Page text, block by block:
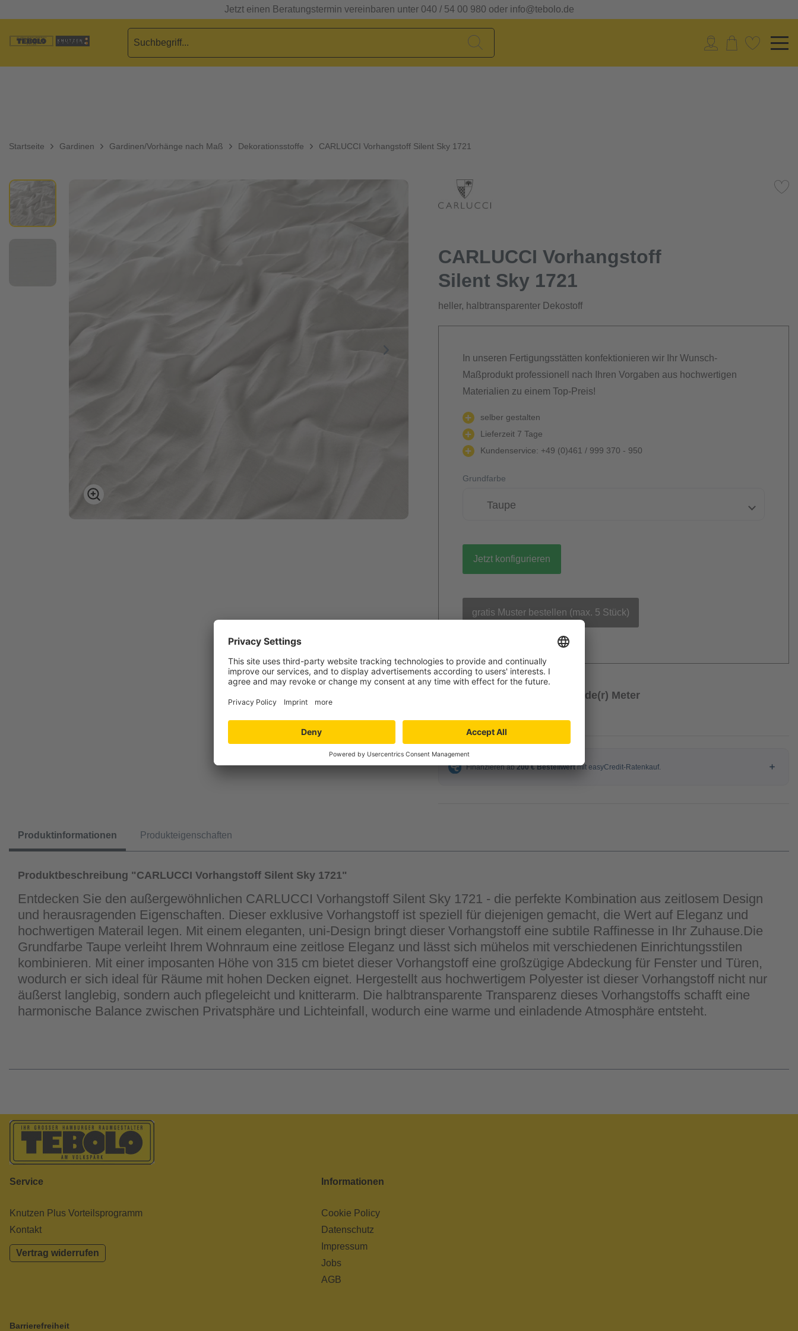
Jetzt einen Beratungstermin vereinbaren unter 040 / 54 00 980 oder info@tebolo.de
Startseite Gardinen Gardinen/Vorhänge nach Maß Dekorationsstoffe CARLUCCI Vorhangstoff Silent Sky 1721
CARLUCCI Vorhangstoff
Silent Sky 1721
heller, halbtransparenter Dekostoff
In unseren Fertigungsstätten konfektionieren wir Ihr Wunsch-
Maßprodukt professionell nach Ihren Vorgaben aus hochwertigen
Materialien zu einem Top-Preis!
selber gestalten
Lieferzeit 7 Tage
Kundenservice: +49 (0)461 / 999 370 - 950
Grundfarbe
Taupe
Jetzt konfigurieren
gratis Muster bestellen (max. 5 Stück)
110,00 € / Laufende(r) Meter
Produktinformationen Produkteigenschaften
Produktbeschreibung "CARLUCCI Vorhangstoff Silent Sky 1721"
Entdecken Sie den außergewöhnlichen CARLUCCI Vorhangstoff Silent Sky 1721 - die perfekte Kombination aus zeitlosem Design
und herausragenden Eigenschaften. Dieser exklusive Vorhangstoff ist speziell für diejenigen gemacht, die Wert auf Eleganz und
hochwertigen Materail legen. Mit einem eleganten, uni-Design bringt dieser Vorhangstoff eine subtile Raffinesse in Ihr Zuhause.Die
Grundfarbe Taupe verleiht Ihrem Wohnraum eine zeitlose Eleganz und lässt sich mühelos mit verschiedenen Einrichtungsstilen
kombinieren. Mit einer imposanten Höhe von 315 cm bietet dieser Vorhangstoff eine großzügige Abdeckung für Fenster und Türen,
wodurch er sich ideal für Räume mit hohen Decken eignet. Hergestellt aus hochwertigem Polyester ist dieser Vorhangstoff nicht nur
äußerst langlebig, sondern auch pflegeleicht und knitterarm. Die halbtransparente Transparenz dieses Vorhangstoffs schafft eine
harmonische Balance zwischen Privatsphäre und Lichteinfall, wodurch eine warme und einladende Atmosphäre entsteht.
Service
Knutzen Plus Vorteilsprogramm
Kontakt
Vertrag widerrufen
Informationen
Cookie Policy
Datenschutz
Impressum
Jobs
AGB
Barrierefreiheit